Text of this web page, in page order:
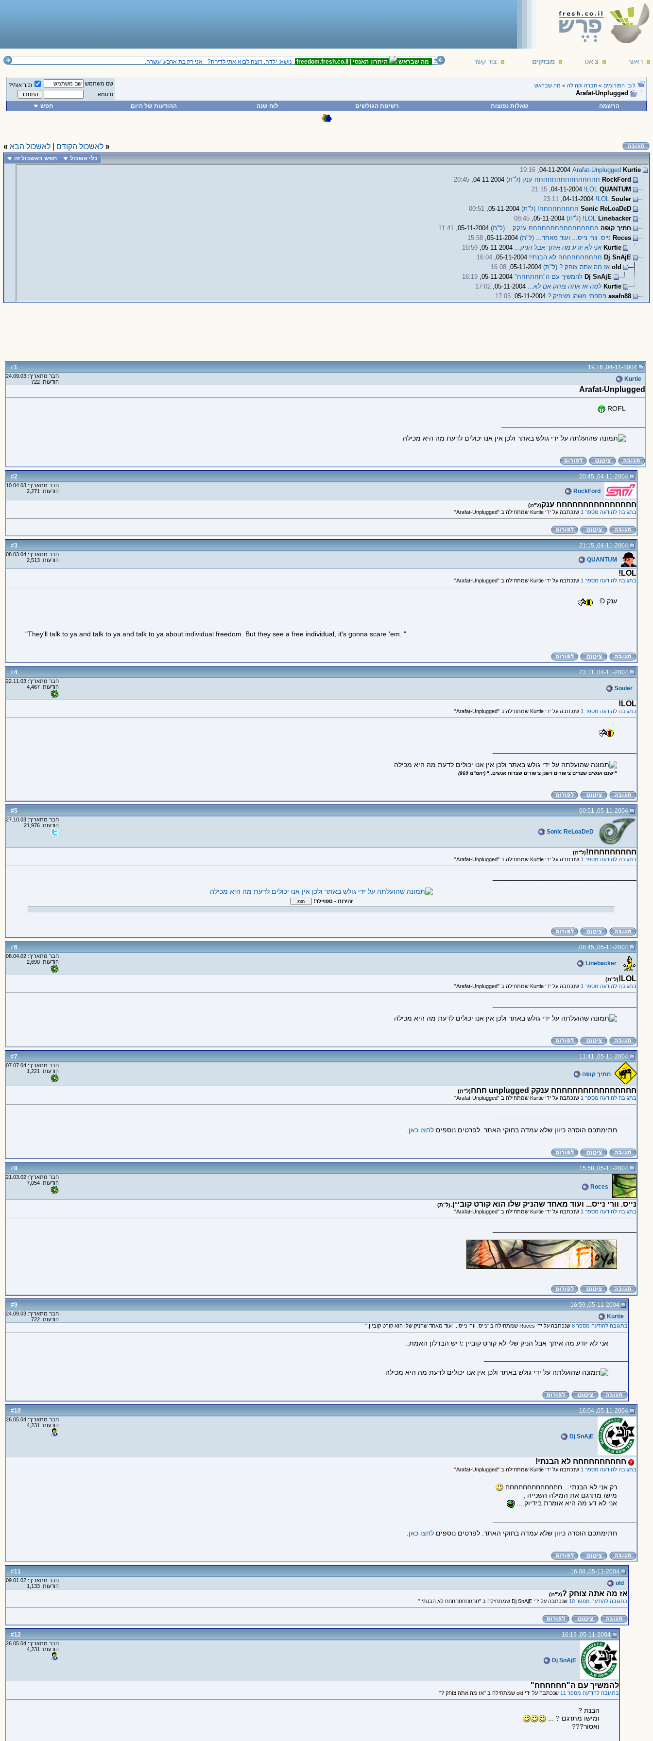
ראשי צ'אט מבזקים צור קשר מה שבראש היתרון האנסי |freedom.fresh.co.il נושא: ילדה, רוצה לבוא אתי לדירה? –אני רק בת ארבע־עשרה.
לובי הפורומים > חברה וקהילה > מה שבראש
Arafat-Unplugged
שם משתמש
זכור אותי?
סיסמא
הרשמה שאלות נפוצות רשימת הגולשים לוח שנה ההודעות של היום חפש
« לאשכול הקודם לאשכול הבא »
כלי אשכול חפש באשכול זה
Kurtie
Arafat-Unplugged
04-11-2004,
19:16
RockFord חחחחחחחחחחחחחחח ענק (ל"ת)04-11-2004,
20:45
QUANTUM
LOL!
21:15
Souler
LOL!
23:11
Sonic ReLoaDeD חחחחחחחחח! (ל"ת)05-11-2004,
00:51
Linebacker LOL! (ל"ת) 05-11-2004,
08:45
חתיך קופה חחחחחחחחחחחחחחחח ענקק... (ל"ת)05-11-2004,
11:41
Roces נייס. וורי נייס... ועוד מאחד... (ל"ת)05-11-2004,
15:58
Kurtie אני לא יודע מה איתך אבל הניק...05-11-2004,
16:59
Dj SnAjE חחחחחחחחחח לא הבנתי!
16:04
old אז מה אתה צוחק ? (ל"ת)05-11-2004,
16:08
Dj SnAjE להמשיך עם ה"חחחחחח"05-11-2004,
16:19
Kurtie למה אז אתה צוחק אם לא...05-11-2004,
17:02
asafn88 פספתי משהו מצחיק ?05-11-2004,
17:05
#
1
04-11-2004, 19:16
Kurtie
חבר מתאריך: 24.09.03
הודעות: 722
Arafat-Unplugged
ROFL
#
2 04-11-2004, 20:45
RockFord
חבר מתאריך: 10.04.03
הודעות: 2,271
חחחחחחחחחחחחחחח ענק(ל"ת)
בתגובה להודעה מספר 1
שנכתבה על ידי Kurtie שמתחילה ב "Arafat-Unplugged"
#
3 04-11-2004, 21:15
QUANTUM
חבר מתאריך: 08.03.04
הודעות: 2,513
LOL!
בתגובה להודעה מספר 1 שנכתבה על ידי Kurtie שמתחילה ב "Arafat-Unplugged"
ענק D:
"They'll talk to ya and talk to ya and talk to ya about individual freedom. But they see a free individual, it's gonna scare 'em. "
#
4 04-11-2004, 23:11
Souler
חבר מתאריך: 22.11.03
הודעות: 4,467
LOL!
בתגובה להודעה מספר 1 שנכתבה על ידי Kurtie שמתחילה ב "Arafat-Unplugged"
"ישנם אנשים שצדים ציפורים וישנן ציפורים שצדות אנשים.." (יחמ"מ 869)
#
5 05-11-2004, 00:51
Sonic ReLoaDeD
חבר מתאריך: 27.10.03
הודעות: 21,976
חחחחחחחחח!(ל"ת)
בתגובה להודעה מספר 1
שנכתבה על ידי Kurtie שמתחילה ב "Arafat-Unplugged"
זהירות - ספויילר!
#
6 05-11-2004, 08:45
Linebacker
חבר מתאריך: 08.04.02
הודעות: 2,690
LOL!
(ל"ת)
בתגובה להודעה מספר 1
שנכתבה על ידי Kurtie שמתחילה ב "Arafat-Unplugged"
#
7 05-11-2004, 11:41
חתיך קופה
חבר מתאריך: 07.07.04
הודעות: 1,221
חחחחחחחחחחחחחחחח ענקק unplugged חחח
(ל"ת)
בתגובה להודעה מספר 1
שנכתבה על ידי Kurtie שמתחילה ב "Arafat-Unplugged"
חתימתכם הוסרה כיוון שלא עמדה בחוקי האתר. לפרטים נוספים לחצו כאן
#
8 05-11-2004, 15:58
Roces
חבר מתאריך: 21.03.02
הודעות: 7,054
נייס. וורי נייס... ועוד מאחד שהניק שלו הוא קורט קוביין.(ל"ת)
בתגובה להודעה מספר 1
שנכתבה על ידי Kurtie שמתחילה ב "Arafat-Unplugged"
#
9
05-11-2004, 16:59
Kurtie
חבר מתאריך: 24.09.03
הודעות: 722
בתגובה להודעה מספר 8
שנכתבה על ידי Roces שמתחילה ב "נייס. וורי נייס... ועוד מאחד שהניק שלו הוא קורט קוביין."
אני לא יודע מה איתך אבל הניק שלי לא קורט קוביין :\ יש הבדלון האמת..
#
10 05-11-2004, 16:04
Dj SnAjE
חבר מתאריך: 26.05.04
הודעות: 4,231
חחחחחחחחחח לא הבנתי!
בתגובה להודעה מספר 1 שנכתבה על ידי Kurtie שמתחילה ב "Arafat-Unplugged"
רק אני לא הבנתי... חחחחחחחחחחחחח
מישו מתרגם את המילה השנייה ,
אני לא דע מה היא אומרת בידיוק....
חתימתכם הוסרה כיוון שלא עמדה בחוקי האתר. לפרטים נוספים לחצו כאן
#
11
05-11-2004, 16:08
old
חבר מתאריך: 09.01.02
הודעות: 1,133
אז מה אתה צוחק ?(ל"ת)
בתגובה להודעה מספר 10
שנכתבה על ידי Dj SnAjE שמתחילה ב "חחחחחחחחחח לא הבנתי!"
#
12 05-11-2004, 16:19
Dj SnAjE
חבר מתאריך: 26.05.04
הודעות: 4,231
להמשיך עם ה"חחחחחח"
בתגובה להודעה מספר 11 שנכתבה על ידי old שמתחילה ב "אז מה אתה צוחק ?"
הבנת ?
ומישו מתרגם ? ...
ואסור???